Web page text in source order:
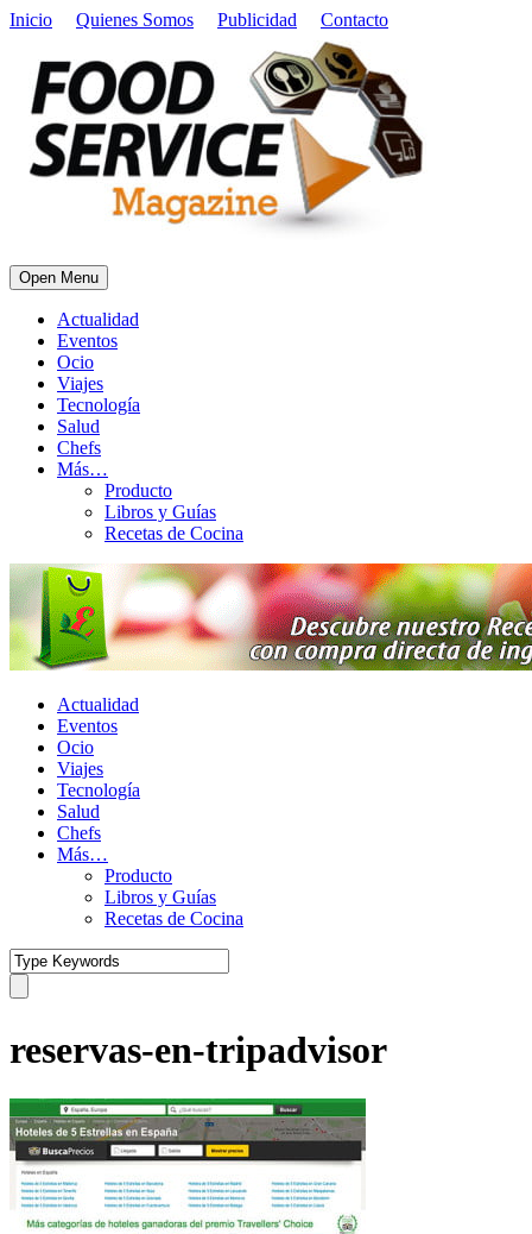
Inicio Quienes Somos Publicidad Contacto
Open Menu
Actualidad
Eventos
Ocio
Viajes
Tecnología
Salud
Chefs
Más…
Producto
Libros y Guías
Recetas de Cocina
Actualidad
Eventos
Ocio
Viajes
Tecnología
Salud
Chefs
Más…
Producto
Libros y Guías
Recetas de Cocina
reservas-en-tripadvisor